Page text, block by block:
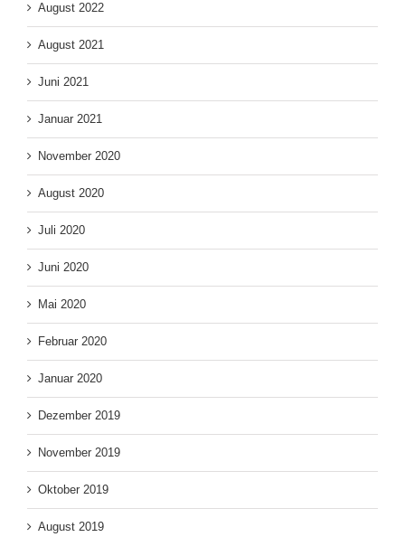
August 2022
August 2021
Juni 2021
Januar 2021
November 2020
August 2020
Juli 2020
Juni 2020
Mai 2020
Februar 2020
Januar 2020
Dezember 2019
November 2019
Oktober 2019
August 2019